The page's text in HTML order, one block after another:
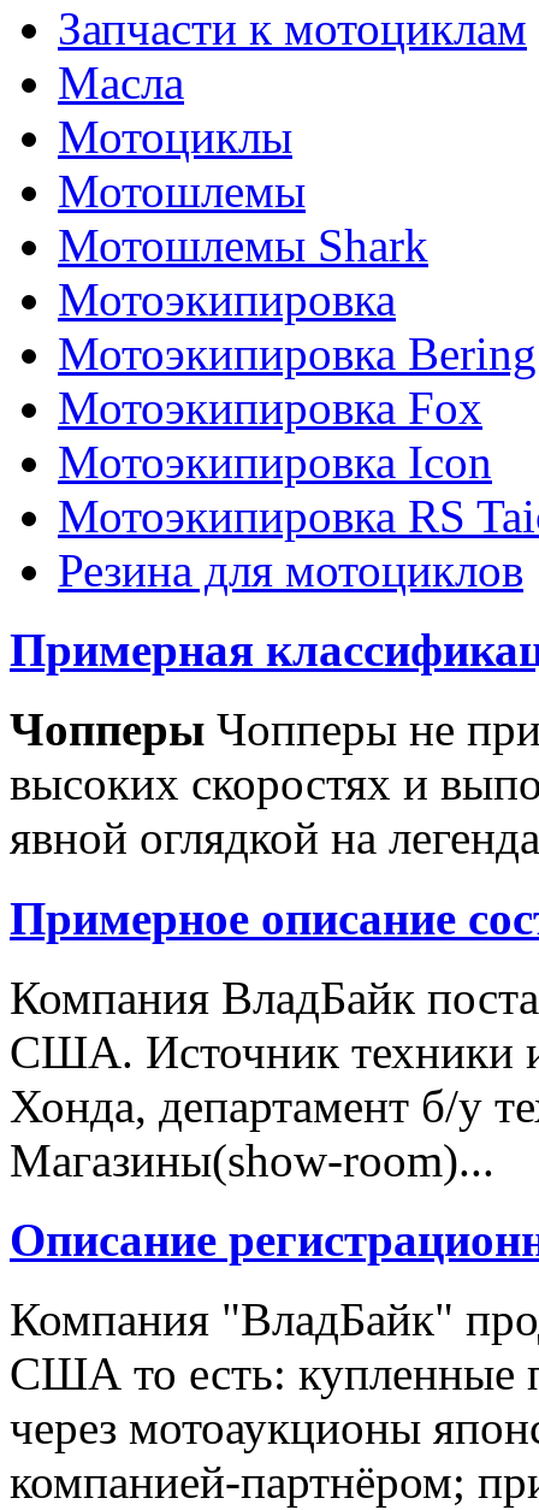
Запчасти к мотоциклам
Масла
Мотоциклы
Мотошлемы
Мотошлемы Shark
Мотоэкипировка
Мотоэкипировка Bering
Мотоэкипировка Fox
Мотоэкипировка Icon
Мотоэкипировка RS
Резина для мотоциклов
Примерная
Чопперы Чопперы не
высоких скоростях и
явной оглядкой на
Примерное описание
Компания ВладБайк
США. Источник техники
Хонда, департамент б/у
Магазины(show-room)...
Описание
Компания "ВладБайк"
США то есть: купленные
через мотоаукционы
компанией-партнёром;